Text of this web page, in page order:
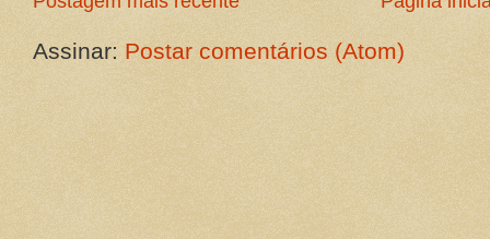
Assinar: Postar comentários (Atom)